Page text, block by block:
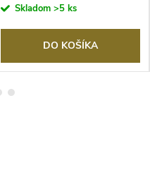
Skladom >5 ks
DO KOŠÍKA